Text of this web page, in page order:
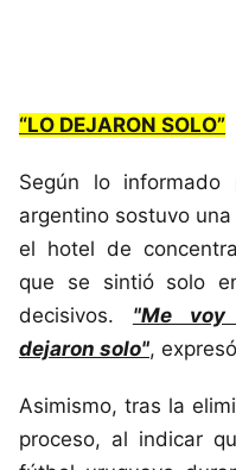
“LO DEJARON SOLO”
Según lo
argentino sostuvo
el hotel de
que se sintió solo
decisivos. "Me
dejaron solo",
Asimismo, tras la
proceso, al indicar